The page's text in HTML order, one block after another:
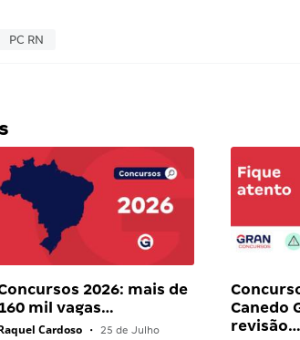
PC RN
2026: mais de
mil vagas…
Cardoso • 25 de Julho
Canedo